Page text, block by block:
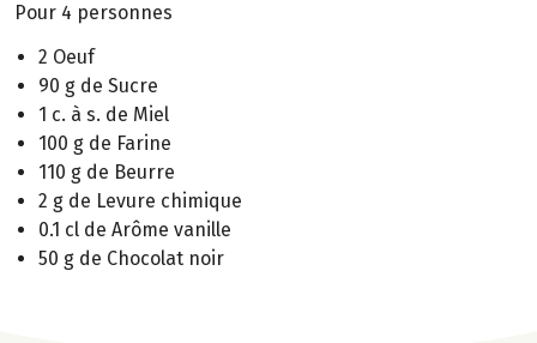
Pour 4 personnes
2 Oeuf
90 g de Sucre
1 c. à s. de Miel
100 g de Farine
110 g de Beurre
2 g de Levure chimique
0.1 cl de Arôme vanille
50 g de Chocolat noir